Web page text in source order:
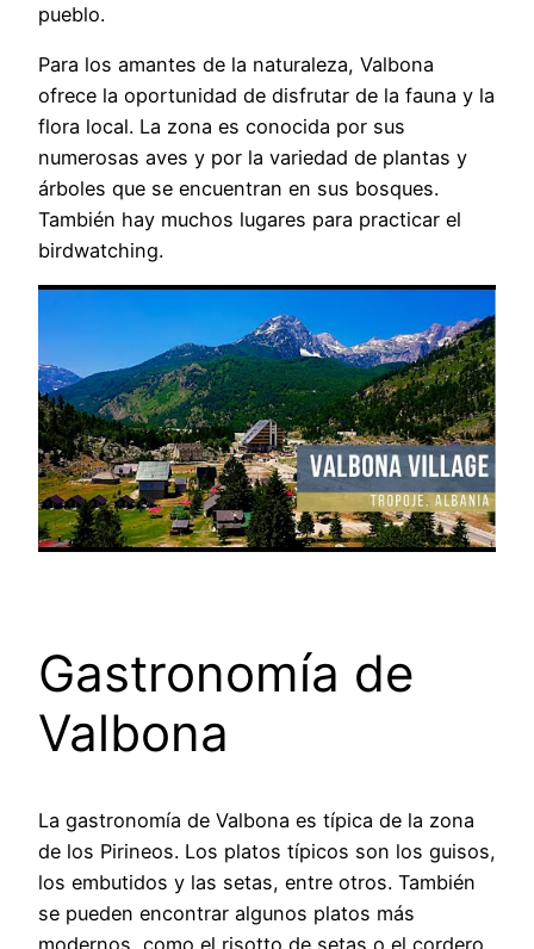
pueblo.
Para los amantes de la naturaleza, Valbona
ofrece la oportunidad de disfrutar de la fauna y la
flora local. La zona es conocida por sus
numerosas aves y por la variedad de plantas y
árboles que se encuentran en sus bosques.
También hay muchos lugares para practicar el
birdwatching.
Gastronomía de
Valbona
La gastronomía de Valbona es típica de la zona
de los Pirineos. Los platos típicos son los guisos,
los embutidos y las setas, entre otros. También
se pueden encontrar algunos platos más